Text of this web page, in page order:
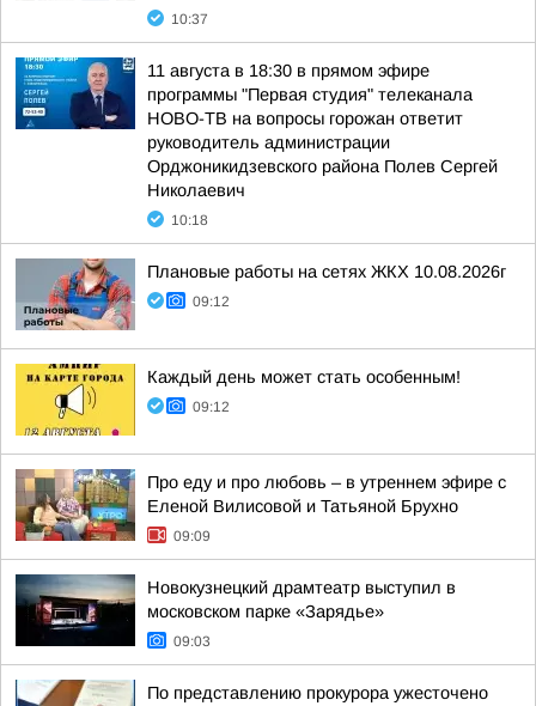
10:37
11 августа в 18:30 в прямом эфире
программы "Первая студия" телеканала
НОВО-ТВ на вопросы горожан ответит
руководитель администрации
Орджоникидзевского района Полев Сергей
Николаевич
10:18
Плановые работы на сетях ЖКХ 10.08.2026г
09:12
Каждый день может стать особенным!
09:12
Про еду и про любовь – в утреннем эфире с
Еленой Вилисовой и Татьяной Брухно
09:09
Новокузнецкий драмтеатр выступил в
московском парке «Зарядье»
09:03
По представлению прокурора ужесточено